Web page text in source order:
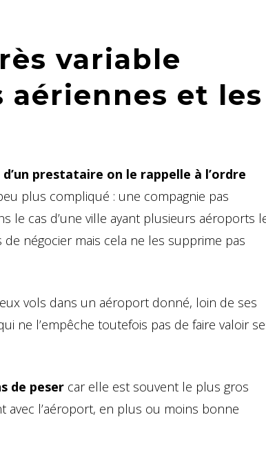
variable
et les
prestataire on le rappelle à l’ordre
plus compliqué : une compagnie pas
le cas d’une ville ayant plusieurs aéroports
négocier mais cela ne les supprime pas
vols dans un aéroport donné, loin de ses
ne l’empêche toutefois pas de faire valoir
de peser car elle est souvent le plus gros
l’aéroport, en plus ou moins bonne